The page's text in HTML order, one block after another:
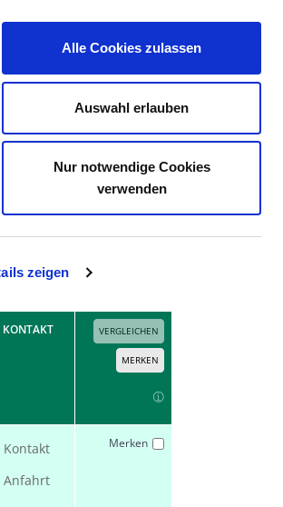
zeigen
Alle Cookies zulassen
Auswahl erlauben
Nur notwendige Cookies
verwenden
KONTAKT
Suche Suchen
berücksichtigen?
KONTAKT VERGLEICHEN
MERKEN
Kontakt
Anfahrt
Merken